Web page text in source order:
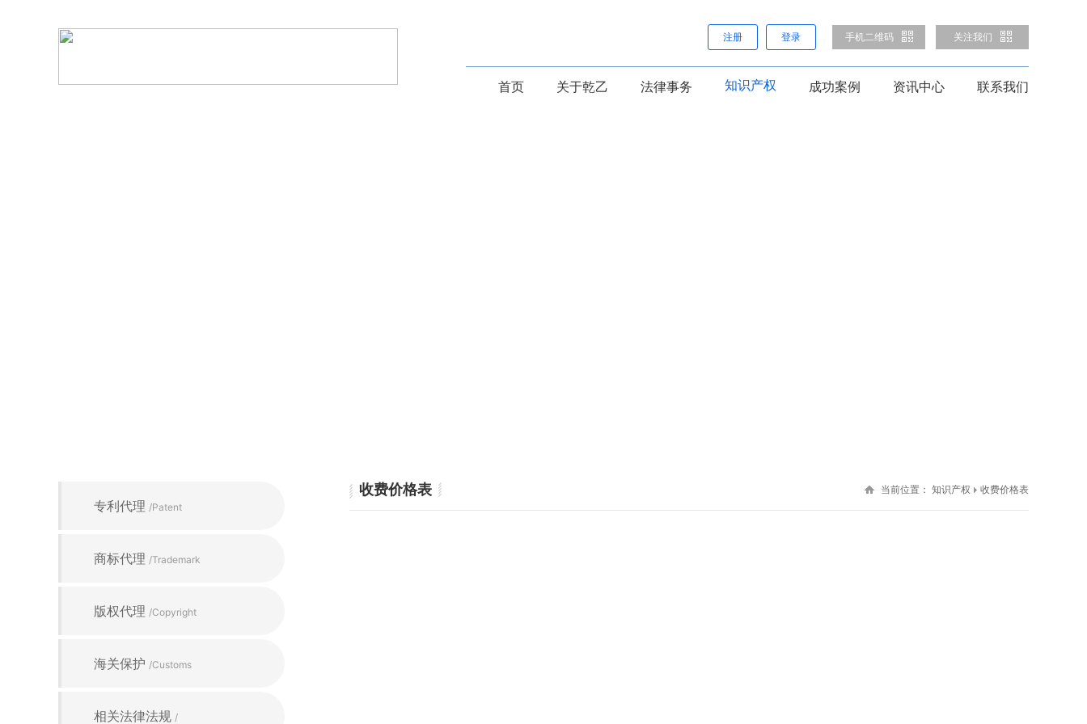
注册 登录 手机二维码 关注我们
首页 关于乾乙 法律事务 知识产权 成功案例 资讯中心 联系我们
专利代理 /Patent
商标代理 /Trademark
版权代理 /Copyright
海关保护 /Customs
相关法律法规 /
收费价格表 当前位置： 知识产权 收费价格表